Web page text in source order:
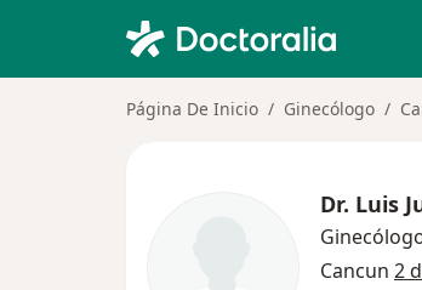
Página De Inicio Ginecólogo
Dr. Luis
Cancun 2